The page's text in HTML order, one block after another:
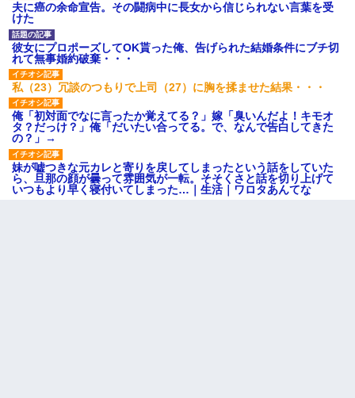
夫に癌の余命宣告。その闘病中に長女から信じられない言葉を受
けた
彼女にプロポーズしてOK貰った俺、告げられた結婚条件にブチ切
れて無事婚約破棄・・・
私（23）冗談のつもりで上司（27）に胸を揉ませた結果・・・
俺「初対面でなに言ったか覚えてる？」嫁「臭いんだよ！キモオ
タ？だっけ？」俺「だいたい合ってる。で、なんで告白してきた
の？」→
妹が嘘つきな元カレと寄りを戻してしまったという話をしていた
ら、旦那の顔が曇って雰囲気が一転。そそくさと話を切り上げて
いつもより早く寝付いてしまった…｜生活｜ワロタあんてな